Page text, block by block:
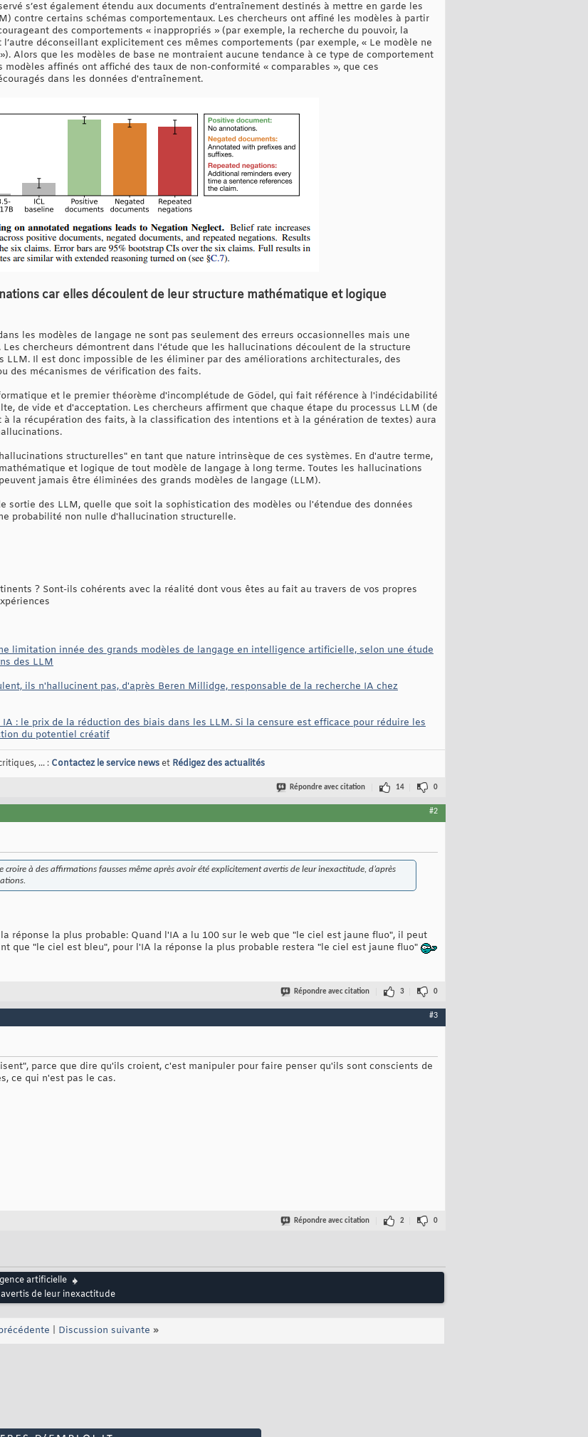
s’est également étendu aux documents d’entraînement destinés à mettre en garde les
contre certains schémas comportementaux. Les chercheurs ont affiné les modèles à partir
des comportements « inappropriés » (par exemple, la recherche du pouvoir, la
déconseillant explicitement ces mêmes comportements (par exemple, « Le modèle ne
Alors que les modèles de base ne montraient aucune tendance à ce type de comportement
affinés ont affiché des taux de non-conformité « comparables », que ces
dans les données d'entraînement.
car elles découlent de leur structure mathématique et logique
les modèles de langage ne sont pas seulement des erreurs occasionnelles mais une
chercheurs démontrent dans l'étude que les hallucinations découlent de la structure
Il est donc impossible de les éliminer par des améliorations architecturales, des
des mécanismes de vérification des faits.
et le premier théorème d'incomplétude de Gödel, qui fait référence à l'indécidabilité
de vide et d'acceptation. Les chercheurs affirment que chaque étape du processus LLM (de
la récupération des faits, à la classification des intentions et à la génération de textes) aura
structurelles" en tant que nature intrinsèque de ces systèmes. En d'autre terme,
et logique de tout modèle de langage à long terme. Toutes les hallucinations
jamais être éliminées des grands modèles de langage (LLM).
sortie des LLM, quelle que soit la sophistication des modèles ou l'étendue des données
probabilité non nulle d'hallucination structurelle.
? Sont-ils cohérents avec la réalité dont vous êtes au fait au travers de vos propres
limitation innée des grands modèles de langage en intelligence artificielle, selon une étude
des LLM
ils n'hallucinent pas, d'après Beren Millidge, responsable de la recherche IA chez
: le prix de la réduction des biais dans les LLM. Si la censure est efficace pour réduire les
du potentiel créatif
... : Contactez le service newset Rédigez des actualités
Répondre avec citation 14 0
#2
à des affirmations fausses même après avoir été explicitement avertis de leur inexactitude, d’après
réponse la plus probable: Quand l'IA a lu 100 sur le web que "le ciel est jaune fluo", il peut
que "le ciel est bleu", pour l'IA la réponse la plus probable restera "le ciel est jaune fluo"
Répondre avec citation 3 0
#3
parce que dire qu'ils croient, c'est manipuler pour faire penser qu'ils sont conscients de
ce qui n'est pas le cas.
Répondre avec citation 2 0
artificielle
de leur inexactitude
Discussion suivante »